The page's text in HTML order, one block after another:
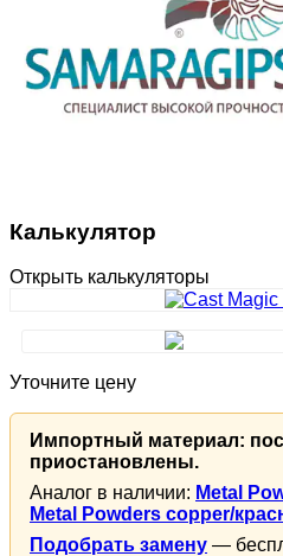
Калькулятор
Открыть калькуляторы
Уточните цену
Импортный материал:
приостановлены.
Аналог в наличии: Metal
Metal Powders copper/
Подобрать замену —